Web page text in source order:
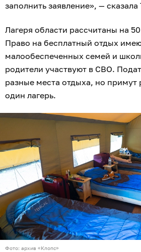
заполнить заявление», — сказала
Лагеря области рассчитаны на
Право на бесплатный отдых
малообеспеченных семей и
родители участвуют в СВО.
разные места отдыха, но примут
один лагерь.
Фото: архив «Клопс»